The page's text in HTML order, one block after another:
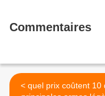
Commentaires
< quel prix coûtent 10 des